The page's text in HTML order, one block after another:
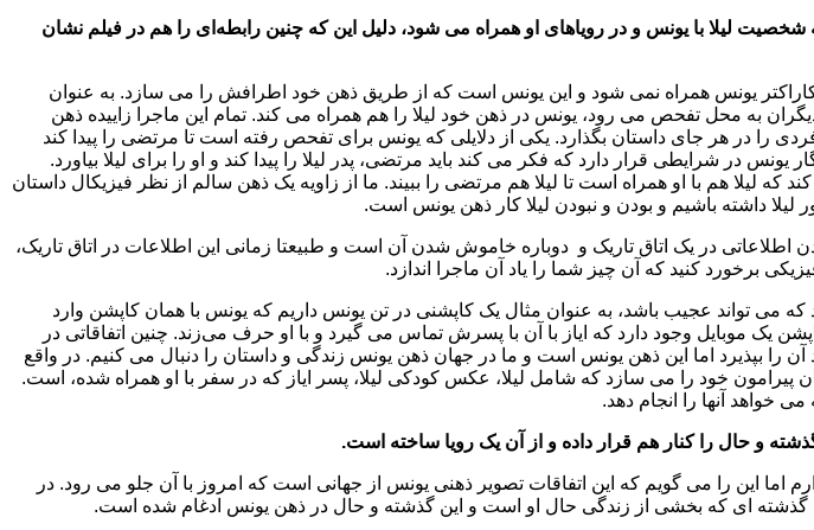
شخصیت لیلا با یونس و در رویاهای او همراه می شود، دلیل این که چنین رابطه‌ای را هم در فیلم نشان
یونس همراه نمی شود و این یونس است که از طریق ذهن خود اطرافش را می سازد. به عنوان
به محل تفحص می رود، یونس در ذهن خود لیلا را هم همراه می کند. تمام این ماجرا زاییده ذهن
را در هر جای داستان بگذارد. یکی از دلایلی که یونس برای تفحص رفته است تا مرتضی را پیدا کند
در شرایطی قرار دارد که فکر می کند باید مرتضی، پدر لیلا را پیدا کند و او را برای لیلا بیاورد.
لیلا هم با او همراه است تا لیلا هم مرتضی را ببیند. ما از زاویه یک ذهن سالم از نظر فیزیکال داستان
داشته باشیم و بودن و نبودن لیلا کار ذهن یونس است.
در یک اتاق تاریک و دوباره خاموش شدن آن است و طبیعتا زمانی این اطلاعات در اتاق تاریک،
برخورد کنید که آن چیز شما را یاد آن ماجرا اندازد.
که می تواند عجیب باشد، به عنوان مثال یک کاپشنی در تن یونس داریم که یونس با همان کاپشن وارد
موبایل وجود دارد که ایاز با آن با پسرش تماس می گیرد و با او حرف می‌زند. چنین اتفاقاتی در
را بپذیرد اما این ذهن یونس است و ما در جهان ذهن یونس زندگی و داستان را دنبال می کنیم. در واقع
خود را می سازد که شامل لیلا، عکس کودکی لیلا، پسر ایاز که در سفر با او همراه شده، است.
خواهد آنها را انجام دهد.
و حال را کنار هم قرار داده و از آن یک رویا ساخته است.
اما این را می گویم که این اتفاقات تصویر ذهنی یونس از جهانی است که امروز با آن جلو می رود. در
گذشته ای که بخشی از زندگی حال او است و این گذشته و حال در ذهن یونس ادغام شده است.